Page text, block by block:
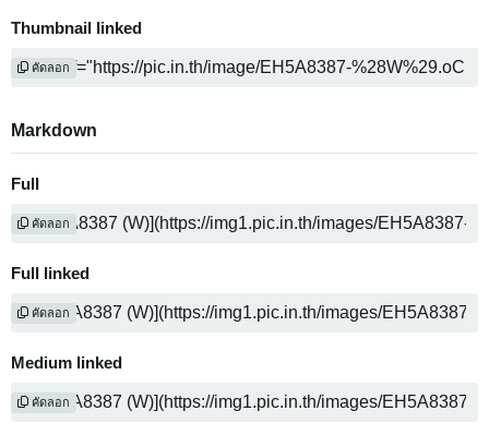
Thumbnail linked
คัดลอก
Markdown
Full
คัดลอก
Full linked
คัดลอก
Medium linked
คัดลอก